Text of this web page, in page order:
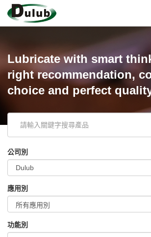
Lubricate with smart
right recommendation,
choice and perfect
公司別
應用別
功能別